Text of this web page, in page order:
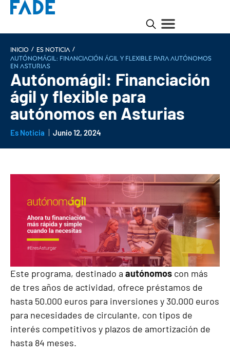
INICIO / Es noticia /
Autónomágil: Financiación ágil y flexible para autónomos
en Asturias
Autónomágil: Financiación
ágil y flexible para
autónomos en Asturias
Es Noticia Junio 12, 2024
Este programa, destinado a autónomos con más
de tres años de actividad, ofrece préstamos de
hasta 50.000 euros para inversiones y 30.000 euros
para necesidades de circulante, con tipos de
interés competitivos y plazos de amortización de
hasta 84 meses.